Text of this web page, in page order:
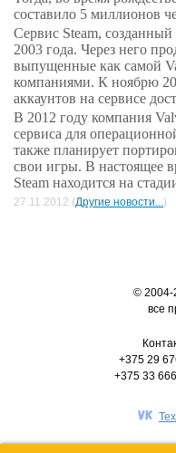
составило 5 миллионов
Сервис Steam,
2003 года. Через него
выпущенные как самой
компаниями. К ноябрю
аккаунтов на сервисе
В 2012 году компания
сервиса для
также планирует
свои игры. В настоящее
Steam находится на
27.11.2012 (Другие новости...)
© 2004-
все
+375 29
+375 33